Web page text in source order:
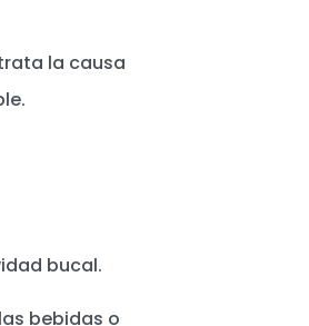
la causa
bucal.
bebidas o